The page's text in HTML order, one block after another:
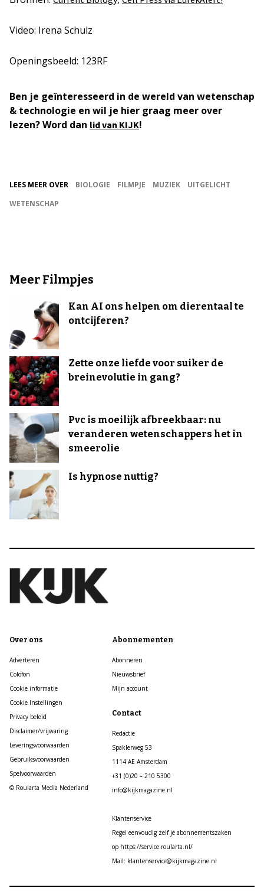
Video: Irena Schulz
Openingsbeeld: 123RF
Ben je geïnteresseerd in de wereld van wetenschap
& technologie en wil je hier graag meer over
lezen? Word dan lid van KIJK!
LEES MEER OVER BIOLOGIE FILMPJE MUZIEK
UITGELICHT
WETENSCHAP
Meer Filmpjes
Kan AI ons helpen om dierentaal te
ontcijferen?
Zette onze liefde voor suiker de
breinevolutie in gang?
Pvc is moeilijk afbreekbaar: nu
veranderen wetenschappers het in
smeerolie
Is hypnose nuttig?
Over ons
Adverteren
Colofon
Cookie informatie
Cookie Instellingen
Privacy beleid
Disclaimer/vrijwaring
Leveringsvoorwaarden
Gebruiksvoorwaarden
Spelvoorwaarden
© Roularta Media Nederland
Abonnementen
Abonneren
Nieuwsbrief
Mijn account
Contact
Redactie
Spaklerweg 53
1114 AE Amsterdam
+31 (0)20 – 210 5300
info@kijkmagazine.nl
Klantenservice
Regel eenvoudig zelf je abonnementszaken
op https://service.roularta.nl/
Mail: klantenservice@kijkmagazine.nl